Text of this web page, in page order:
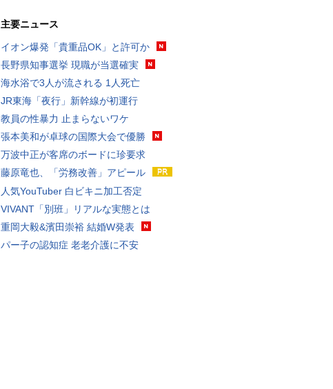
主要ニュース
イオン爆発「貴重品OK」と許可か
長野県知事選挙 現職が当選確実
海水浴で3人が流される 1人死亡
JR東海「夜行」新幹線が初運行
教員の性暴力 止まらないワケ
張本美和が卓球の国際大会で優勝
万波中正が客席のボードに珍要求
藤原竜也、「労務改善」アピール
人気YouTuber 白ビキニ加工否定
VIVANT「別班」リアルな実態とは
重岡大毅&濱田崇裕 結婚W発表
パー子の認知症 老老介護に不安